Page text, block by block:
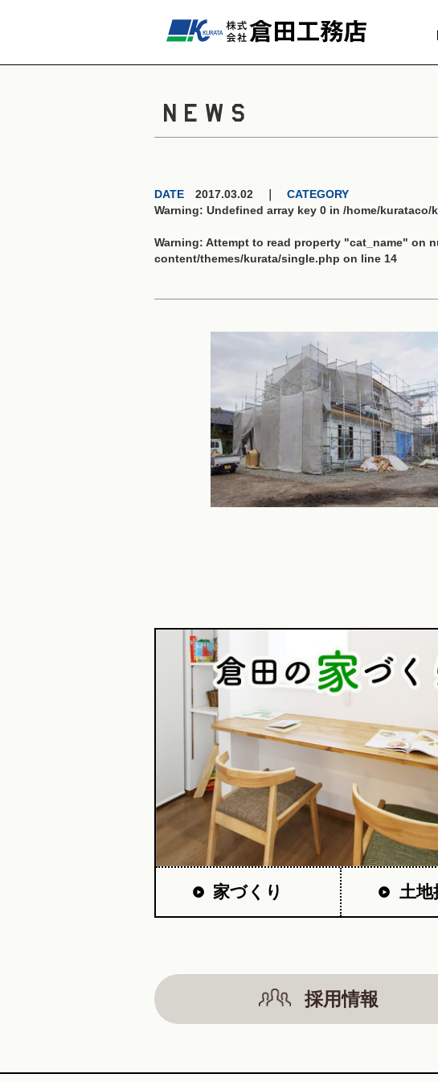
NEWS
DATE 2017.03.02 ｜ CATEGORY
Warning: Undefined array key 0 in /home/kurataco/
Warning: Attempt to read property "cat_name" on
content/themes/kurata/single.php on line 14
家づくり 土地
採用情報